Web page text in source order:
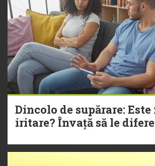
Dincolo de supărare:
iritare? Învață să le